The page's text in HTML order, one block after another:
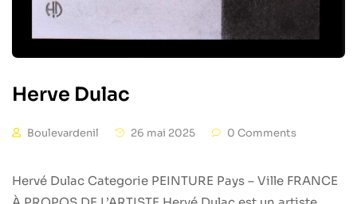
Herve Dulac
Boulevardenil 26 mai 2025 0 Comments
Hervé Dulac Categorie PEINTURE Pays – Ville FRANCE